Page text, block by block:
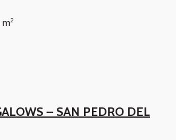
– SAN PEDRO DEL